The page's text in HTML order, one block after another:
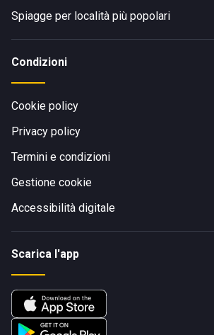
Spiagge per località più popolari
Condizioni
Cookie policy
Privacy policy
Termini e condizioni
Gestione cookie
Accessibilità digitale
Scarica l'app